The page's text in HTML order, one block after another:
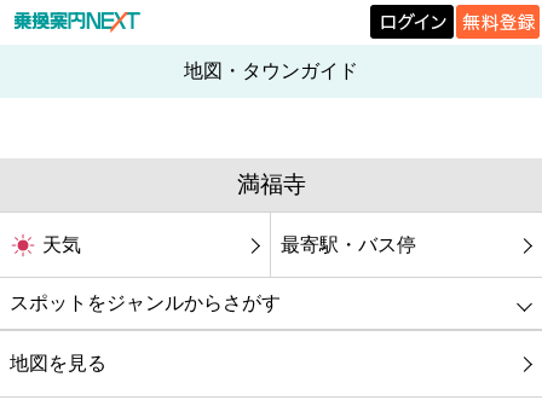
地図・タウンガイド
満福寺
天気 最寄駅・バス停
スポットをジャンルからさがす
グルメ
地図を見る